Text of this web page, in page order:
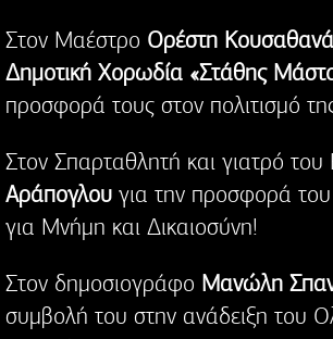
Στον Μαέστρο Ορέστη Κουσαθανά
Δημοτική Χορωδία «Στάθης
προσφορά τους στον πολιτισμό
Στον Σπαρταθλητή και γιατρό
Αράπογλου για την προσφορά
για Μνήμη και Δικαιοσύνη!
Στον δημοσιογράφο Μανώλη
συμβολή του στην ανάδειξη του